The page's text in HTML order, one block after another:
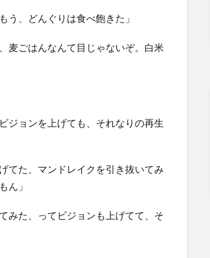
う、どんぐりは食べ飽きた」
麦ごはんなんて目じゃないぞ。白米
ジョンを上げても、それなりの再生
てた、マンドレイクを引き抜いてみ
ん」
みた、ってビジョンも上げてて、そ